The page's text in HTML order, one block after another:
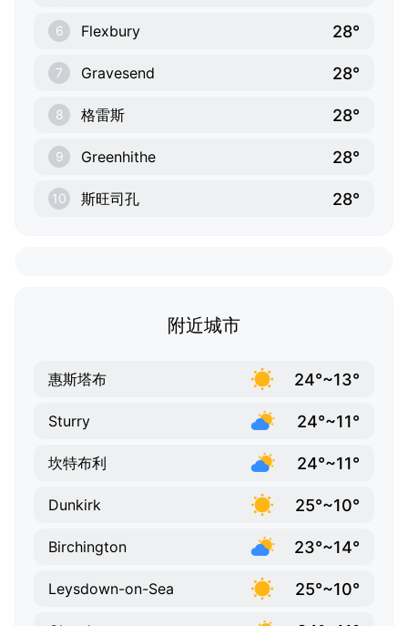
6 Flexbury 28°
7 Gravesend 28°
8 格雷斯 28°
9 Greenhithe 28°
10 斯旺司孔 28°
附近城市
惠斯塔布 24°~13°
Sturry 24°~11°
坎特布利 24°~11°
Dunkirk 25°~10°
Birchington 23°~14°
Leysdown-on-Sea 25°~10°